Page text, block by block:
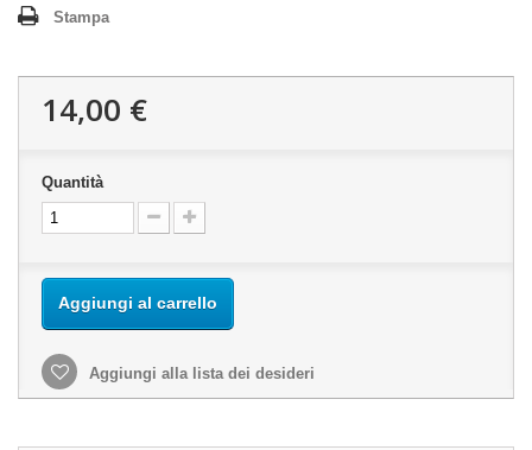
Stampa
14,00 €
Quantità
Aggiungi al carrello
Aggiungi alla lista dei desideri